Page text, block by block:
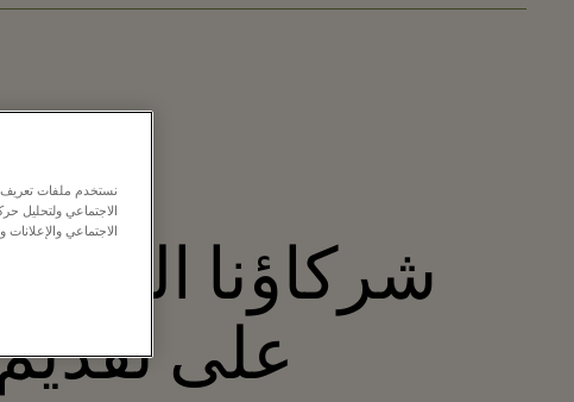
شركاؤنا
على
نستخدم ملفات تعريف
الاجتماعي ولتحليل
الاجتماعي والإعلانات